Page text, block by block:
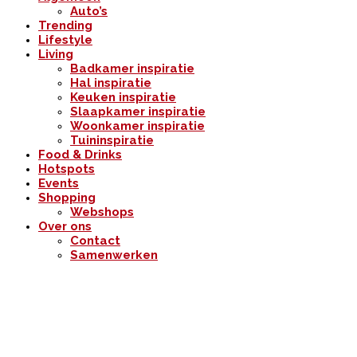
Auto’s
Trending
Lifestyle
Living
Badkamer inspiratie
Hal inspiratie
Keuken inspiratie
Slaapkamer inspiratie
Woonkamer inspiratie
Tuininspiratie
Food & Drinks
Hotspots
Events
Shopping
Webshops
Over ons
Contact
Samenwerken